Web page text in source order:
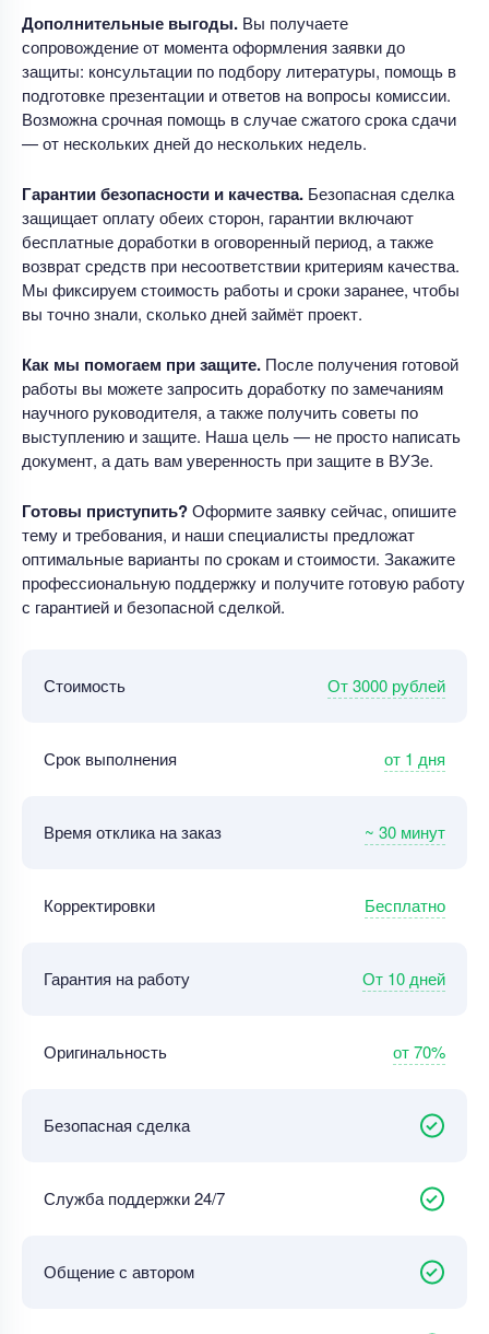
Дополнительные выгоды. Вы получаете
сопровождение от момента оформления заявки до
защиты: консультации по подбору литературы, помощь в
подготовке презентации и ответов на вопросы комиссии.
Возможна срочная помощь в случае сжатого срока сдачи
— от нескольких дней до нескольких недель.
Гарантии безопасности и качества. Безопасная сделка
защищает оплату обеих сторон, гарантии включают
бесплатные доработки в оговоренный период, а также
возврат средств при несоответствии критериям качества.
Мы фиксируем стоимость работы и сроки заранее, чтобы
вы точно знали, сколько дней займёт проект.
Как мы помогаем при защите. После получения готовой
работы вы можете запросить доработку по замечаниям
научного руководителя, а также получить советы по
выступлению и защите. Наша цель — не просто написать
документ, а дать вам уверенность при защите в ВУЗе.
Готовы приступить?Оформите заявку сейчас, опишите
тему и требования, и наши специалисты предложат
оптимальные варианты по срокам и стоимости. Закажите
профессиональную поддержку и получите готовую работу
с гарантией и безопасной сделкой.
Стоимость От 3000 рублей
Срок выполнения от 1 дня
Время отклика на заказ ~ 30 минут
Корректировки Бесплатно
Гарантия на работу От 10 дней
Оригинальность от 70%
Безопасная сделка
Служба поддержки 24/7
Общение с автором